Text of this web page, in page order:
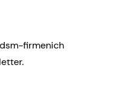
firmenich